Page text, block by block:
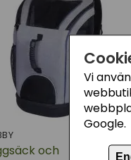
Vi
Google.
och